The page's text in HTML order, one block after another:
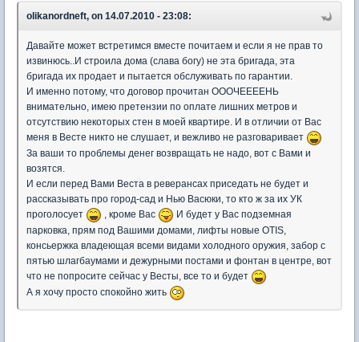
olikanordneft, on 14.07.2010 - 23:08:
Давайте может встретимся вместе почитаем и если я не прав то
извинюсь..И строила дома (слава богу) не эта бригада, эта
бригада их продает и пытается обслуживать по гарантии.
И именно потому, что договор прочитан ОООЧЕЕЕЕНЬ
внимательно, имею претензии по оплате лишних метров и
отсутствию некоторых стен в моей квартире. И в отличии от Вас
меня в Весте никто не слушает, и вежливо не разговаривает
За ваши то проблемы денег возвращать не надо, вот с Вами и
возятся.
И если перед Вами Веста в реверансах приседать не будет и
рассказывать про город-сад и Нью Васюки, то кто ж за их УК
проголосует
, кроме Вас
И будет у Вас подземная
парковка, прям под Вашими домами, лифты новые OTIS,
консьержка владеющая всеми видами холодного оружия, забор с
пятью шлагбаумами и дежурными постами и фонтан в центре, вот
что не попросите сейчас у Весты, все то и будет
А я хочу просто спокойно жить